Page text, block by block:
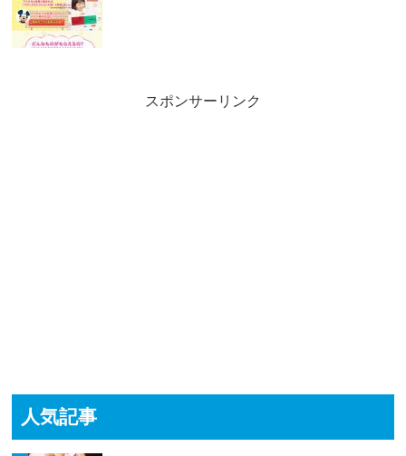
スポンサーリンク
人気記事